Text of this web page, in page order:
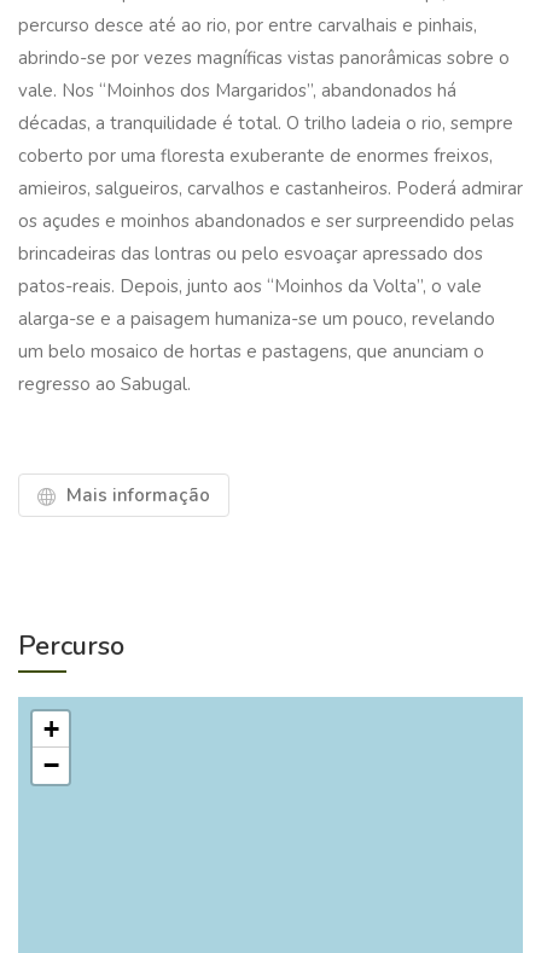
percurso desce até ao rio, por entre carvalhais e pinhais,
abrindo-se por vezes magníficas vistas panorâmicas sobre o
vale. Nos “Moinhos dos Margaridos”, abandonados há
décadas, a tranquilidade é total. O trilho ladeia o rio, sempre
coberto por uma floresta exuberante de enormes freixos,
amieiros, salgueiros, carvalhos e castanheiros. Poderá admirar
os açudes e moinhos abandonados e ser surpreendido pelas
brincadeiras das lontras ou pelo esvoaçar apressado dos
patos-reais. Depois, junto aos “Moinhos da Volta”, o vale
alarga-se e a paisagem humaniza-se um pouco, revelando
um belo mosaico de hortas e pastagens, que anunciam o
regresso ao Sabugal.
Mais informação
Percurso
+
−